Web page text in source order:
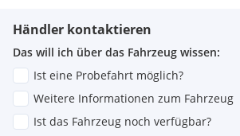
Händler kontaktieren
Das will ich über das Fahrzeug wissen:
Ist eine Probefahrt möglich?
Weitere Informationen zum Fahrzeug
Ist das Fahrzeug noch verfügbar?